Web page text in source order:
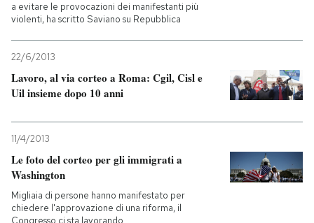
a evitare le provocazioni dei manifestanti più
violenti, ha scritto Saviano su Repubblica
22/6/2013
Lavoro, al via corteo a Roma: Cgil, Cisl e
Uil insieme dopo 10 anni
11/4/2013
Le foto del corteo per gli immigrati a
Washington
Migliaia di persone hanno manifestato per
chiedere l'approvazione di una riforma, il
Congresso ci sta lavorando